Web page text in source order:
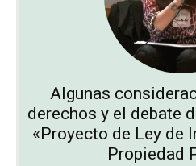
Algunas
derechos y el debate
«Proyecto de Ley de
Propiedad